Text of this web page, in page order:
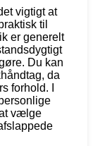
vigtigt at
til
er generelt
Du kan
da
forhold. I
vælge